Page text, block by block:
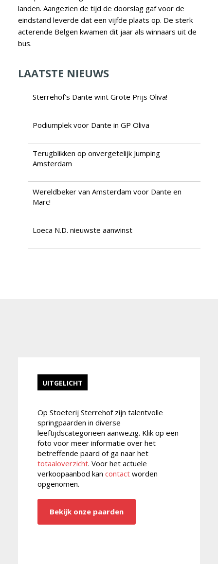
landen. Aangezien de tijd de doorslag gaf voor de
eindstand leverde dat een vijfde plaats op. De sterk
acterende Belgen kwamen dit jaar als winnaars uit de
bus.
LAATSTE NIEUWS
Sterrehof’s Dante wint Grote Prijs Oliva!
Podiumplek voor Dante in GP Oliva
Terugblikken op onvergetelijk Jumping
Amsterdam
Wereldbeker van Amsterdam voor Dante en
Marc!
Loeca N.D. nieuwste aanwinst
UITGELICHT
Op Stoeterij Sterrehof zijn talentvolle
springpaarden in diverse
leeftijdscategorieën aanwezig. Klik op een
foto voor meer informatie over het
betreffende paard of ga naar het
totaaloverzicht. Voor het actuele
verkoopaanbod kancontact worden
opgenomen.
Bekijk onze paarden